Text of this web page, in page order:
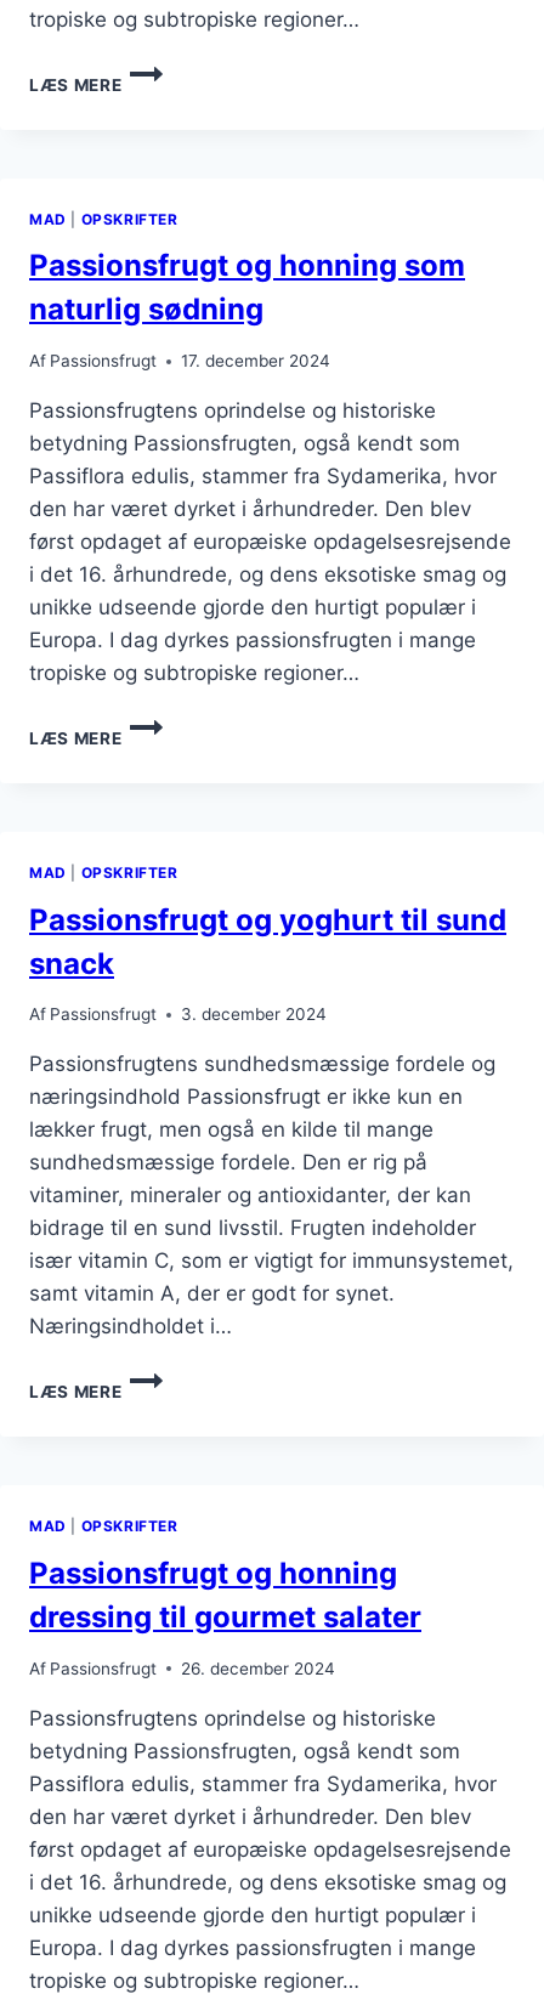
tropiske og subtropiske regioner…
LÆS MERE
PASSIONSFRUGT
OG
DAGE
MAD OPSKRIFTER
Passionsfrugt og honning som
naturlig sødning
Af Passionsfrugt 17. december 2024
Passionsfrugtens oprindelse og historiske
betydning Passionsfrugten, også kendt som
Passiflora edulis, stammer fra Sydamerika, hvor
den har været dyrket i århundreder. Den blev
først opdaget af europæiske opdagelsesrejsende
i det 16. århundrede, og dens eksotiske smag og
unikke udseende gjorde den hurtigt populær i
Europa. I dag dyrkes passionsfrugten i mange
tropiske og subtropiske regioner…
LÆS MERE
PASSIONSFRUGT
OG
MAD OPSKRIFTER
Passionsfrugt og yoghurt til sund
snack
Af Passionsfrugt 3. december 2024
Passionsfrugtens sundhedsmæssige fordele og
næringsindhold Passionsfrugt er ikke kun en
lækker frugt, men også en kilde til mange
sundhedsmæssige fordele. Den er rig på
vitaminer, mineraler og antioxidanter, der kan
bidrage til en sund livsstil. Frugten indeholder
især vitamin C, som er vigtigt for immunsystemet,
samt vitamin A, der er godt for synet.
Næringsindholdet i…
LÆS MERE
PASSIONSFRUGT
OG
MAD OPSKRIFTER
Passionsfrugt og honning
dressing til gourmet salater
Af Passionsfrugt 26. december 2024
Passionsfrugtens oprindelse og historiske
betydning Passionsfrugten, også kendt som
Passiflora edulis, stammer fra Sydamerika, hvor
den har været dyrket i århundreder. Den blev
først opdaget af europæiske opdagelsesrejsende
i det 16. århundrede, og dens eksotiske smag og
unikke udseende gjorde den hurtigt populær i
Europa. I dag dyrkes passionsfrugten i mange
tropiske og subtropiske regioner…